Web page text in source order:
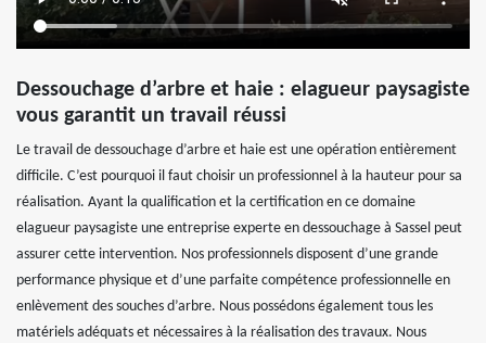
Dessouchage d’arbre et haie : elagueur paysagiste
vous garantit un travail réussi
Le travail de dessouchage d’arbre et haie est une opération entièrement
difficile. C’est pourquoi il faut choisir un professionnel à la hauteur pour sa
réalisation. Ayant la qualification et la certification en ce domaine
elagueur paysagiste une entreprise experte en dessouchage à Sassel peut
assurer cette intervention. Nos professionnels disposent d’une grande
performance physique et d’une parfaite compétence professionnelle en
enlèvement des souches d’arbre. Nous possédons également tous les
matériels adéquats et nécessaires à la réalisation des travaux. Nous